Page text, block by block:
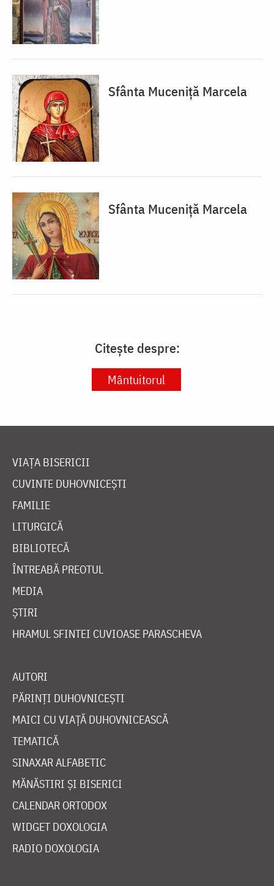
Sfânta Muceniță Marcela
Sfânta Muceniță Marcela
Citește despre:
Mântuitorul
VIAȚA BISERICII
CUVINTE DUHOVNICEȘTI
FAMILIE
LITURGICĂ
BIBLIOTECĂ
ÎNTREABĂ PREOTUL
MEDIA
ȘTIRI
HRAMUL SFINTEI CUVIOASE PARASCHEVA
AUTORI
PĂRINȚI DUHOVNICEȘTI
MAICI CU VIAȚĂ DUHOVNICEASCĂ
TEMATICĂ
SINAXAR ALFABETIC
MĂNĂSTIRI ȘI BISERICI
CALENDAR ORTODOX
WIDGET DOXOLOGIA
RADIO DOXOLOGIA